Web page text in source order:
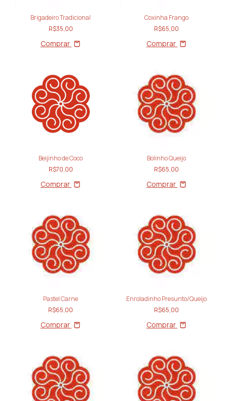
Brigadeiro Tradicional
R$35,00
Comprar
Coxinha Frango
R$65,00
Comprar
Beijinho de Coco
R$70,00
Comprar
Bolinho Queijo
R$65,00
Comprar
Pastel Carne
R$65,00
Comprar
Enroladinho Presunto/Queijo
R$65,00
Comprar